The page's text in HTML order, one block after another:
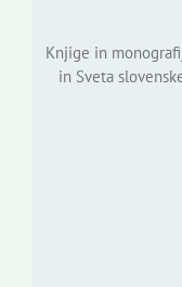
Knjige in
in Sveta